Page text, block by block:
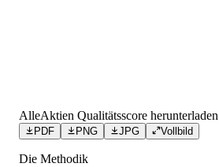
AlleAktien Qualitätsscore herunterladen
PDF PNG JPG Vollbild
Die Methodik